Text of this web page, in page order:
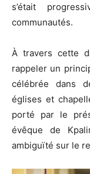
s’était
communautés.
À travers cette
rappeler un
célébrée dans
églises et
porté par le
évêque de
ambiguïté sur le